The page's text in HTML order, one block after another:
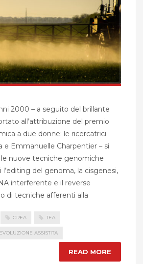
2000 – a seguito del brillante
all’attribuzione del premio
a due donne: le ricercatrici
e Emmanuelle Charpentier – si
nuove tecniche genomiche
l’editing del genoma, la cisgenesi,
interferente e il reverse
di tecniche afferenti alla
CREA TEA
ASSISTITA
READ MORE